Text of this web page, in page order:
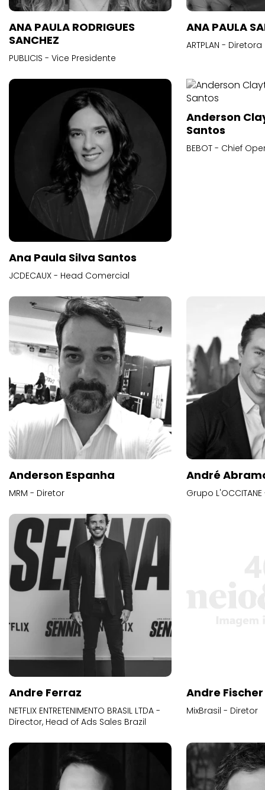
ANA PAULA RODRIGUES
SANCHEZ
PUBLICIS - Vice Presidente
ANA PAULA
ARTPLAN -
Ana Paula Silva Santos
JCDECAUX - Head Comercial
Anderson
Santos
BEBOT - Chief
Anderson Espanha
MRM - Diretor
André
Grupo
Andre Ferraz
NETFLIX ENTRETENIMENTO BRASIL LTDA -
Director, Head of Ads Sales Brazil
Andre Fischer
MixBrasil - Diretor